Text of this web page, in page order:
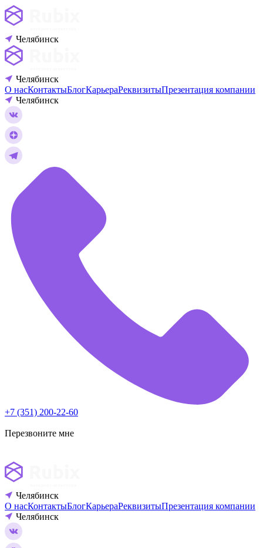
Челябинск
Челябинск
О насКонтактыБлогКарьераРеквизитыПрезентация компании
Челябинск
+7 (351) 200-22-60
Перезвоните мне
Челябинск
О насКонтактыБлогКарьераРеквизитыПрезентация компании
Челябинск